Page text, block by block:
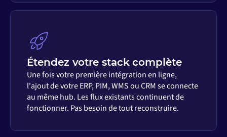
Étendez votre stack complète
Une fois votre première intégration en ligne,
l'ajout de votre ERP, PIM, WMS ou CRM se connecte
au même hub. Les flux existants continuent de
fonctionner. Pas besoin de tout reconstruire.